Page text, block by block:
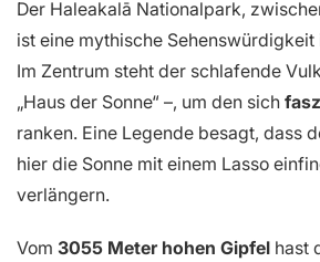
Der Haleakalā Nationalpark,
ist eine mythische Sehenswürdigkeit
Im Zentrum steht der schlafende
„Haus der Sonne“ –, um den sich
ranken. Eine Legende besagt, dass
hier die Sonne mit einem Lasso
verlängern.
Vom 3055 Meter hohen Gipfel hast